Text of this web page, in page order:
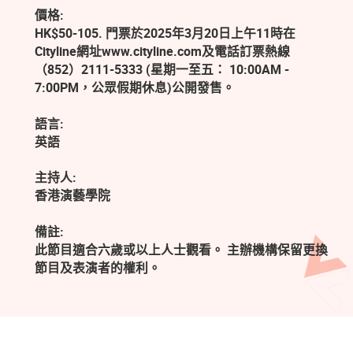
價格:
HK$50-105. 門票於2025年3月20日上午11時在
Cityline網址www.cityline.com及電話訂票熱線
（852）2111-5333 (星期一至五： 10:00AM -
7:00PM，公眾假期休息)公開發售。
語言:
英語
主持人:
香港演藝學院
備註:
此節目適合六歲或以上人士觀看。 主辦機構保留更換
節目及表演者的權利。